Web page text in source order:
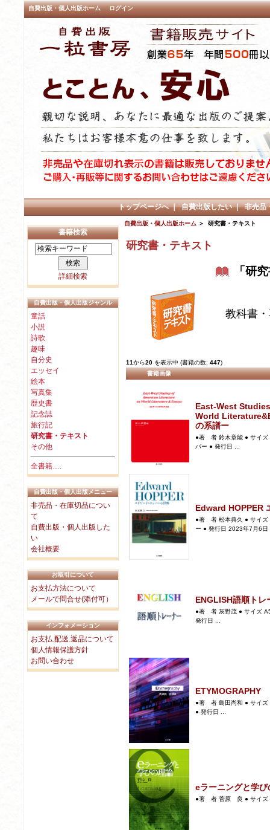
自費出版・個人出版ホーム ログイン
トップページへ｜自費出版したい｜非売品
書籍検索
詳細検索
自費出版・個人出版ジャンル
童話
小説
詩歌
趣味
自分史
エッセイ
絵本
写真集
歴史書
記念誌
旅行記
研究書・テキスト
その他
全書籍….
自費出版・個人出版メニュー
非売品・在庫切品につい
て
自費出版・個人出版した
い
会社概要
お取引について
お支払方法について
メールで問合せ(添付可）
インフォメーション
お支払.配送.返品について
個人情報保護方針
お問い合わせ
自費出版・個人出版ホーム＞ 研究書・テキスト
研究書・テキスト
「研
教科書
11から20 を表示中 (書籍の数:447)
書籍画像
East-West
World
の系譜ー
●著 者 鈴木章能 ● サイズ
バー ● 発行日 ...
Edward HOPPER
●著 者 松本典久 ● サイズ
ー ● 発行日 2023年7月6日
ENGLISH語順トレ
●著 者 灰野茂 ● サイズ
発行日 ...
ETYMOGRAPHY
●著 者 島田尚和 ● サイズ
● 発行日 ...
eラーニングと学び
●著 者 菅原 良 ● サイズ